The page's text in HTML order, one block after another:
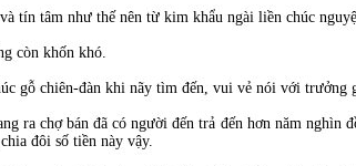
tín tâm như thế nên từ kim khẩu ngài liền chúc
còn khốn khó.
gỗ chiên-đàn khi nãy tìm đến, vui vẻ nói với trưởng
ra chợ bán đã có người đến trả đến hơn năm nghìn
đôi số tiền này vậy.